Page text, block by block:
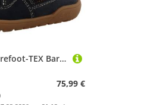
Lurchi Juppy Barefoot-TEX Barfußschuh Klettboots mit TEX-Ausstattung, Größenschablone zum Download
75,99 €